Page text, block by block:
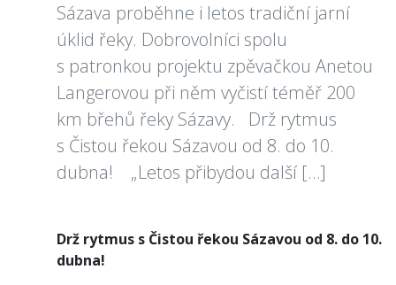
Sázava proběhne i letos tradiční jarní
úklid řeky. Dobrovolníci spolu
s patronkou projektu zpěvačkou Anetou
Langerovou při něm vyčistí téměř 200
km břehů řeky Sázavy. Drž rytmus
s Čistou řekou Sázavou od 8. do 10.
dubna! „Letos přibydou další […]
Drž rytmus s Čistou řekou Sázavou od 8. do 10.
dubna!